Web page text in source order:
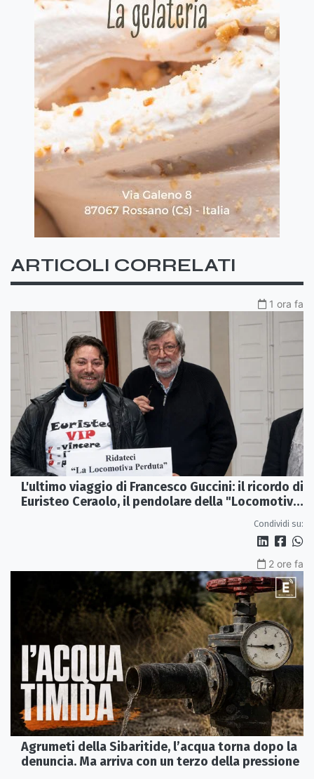
ARTICOLI CORRELATI
1 ora fa
L'ultimo viaggio di Francesco Guccini: il ricordo di
Euristeo Ceraolo, il pendolare della "Locomotiva
Condividi su:
2 ore fa
Agrumeti della Sibaritide, l’acqua torna dopo la
denuncia. Ma arriva con un terzo della pressione